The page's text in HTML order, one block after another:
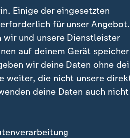
dem alten Leben
Einige der eingesetzten
für unser
und unsere Dienstleister
auf deinem Gerät
wir deine Daten ohne
weiter, die nicht unsere
deine Daten auch nicht